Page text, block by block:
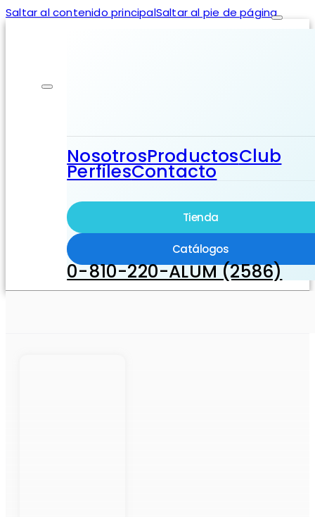
Saltar al contenido principalSaltar al pie de página
NosotrosProductosClub
PerfilesContacto
Tienda
Catálogos
0-810-220-ALUM (2586)